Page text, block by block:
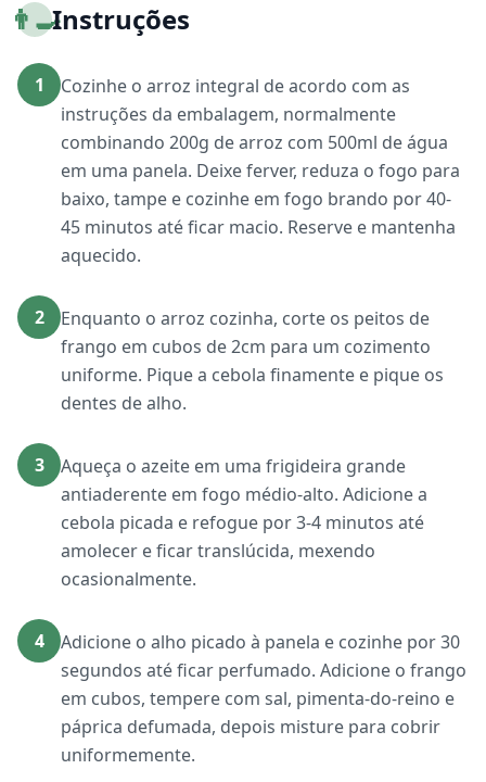
👨‍🍳Instruções
1
Cozinhe o arroz integral de acordo com as
instruções da embalagem, normalmente
combinando 200g de arroz com 500ml de água
em uma panela. Deixe ferver, reduza o fogo para
baixo, tampe e cozinhe em fogo brando por 40-
45 minutos até ficar macio. Reserve e mantenha
aquecido.
2
Enquanto o arroz cozinha, corte os peitos de
frango em cubos de 2cm para um cozimento
uniforme. Pique a cebola finamente e pique os
dentes de alho.
3
Aqueça o azeite em uma frigideira grande
antiaderente em fogo médio-alto. Adicione a
cebola picada e refogue por 3-4 minutos até
amolecer e ficar translúcida, mexendo
ocasionalmente.
4
Adicione o alho picado à panela e cozinhe por 30
segundos até ficar perfumado. Adicione o frango
em cubos, tempere com sal, pimenta-do-reino e
páprica defumada, depois misture para cobrir
uniformemente.